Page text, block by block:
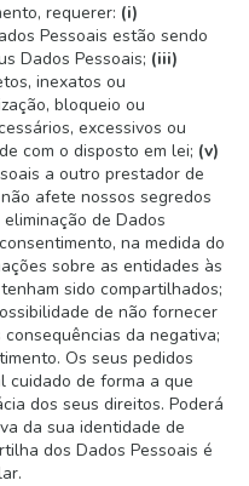
requerer: (i)
Pessoais estão sendo
Dados Pessoais; (iii)
inexatos ou
bloqueio ou
excessivos ou
com o disposto em lei; (v)
a outro prestador de
afete nossos segredos
eliminação de Dados
na medida do
sobre as entidades às
sido compartilhados;
de não fornecer
da negativa;
Os seus pedidos
cuidado de forma a que
dos seus direitos. Poderá
da sua identidade de
dos Dados Pessoais é